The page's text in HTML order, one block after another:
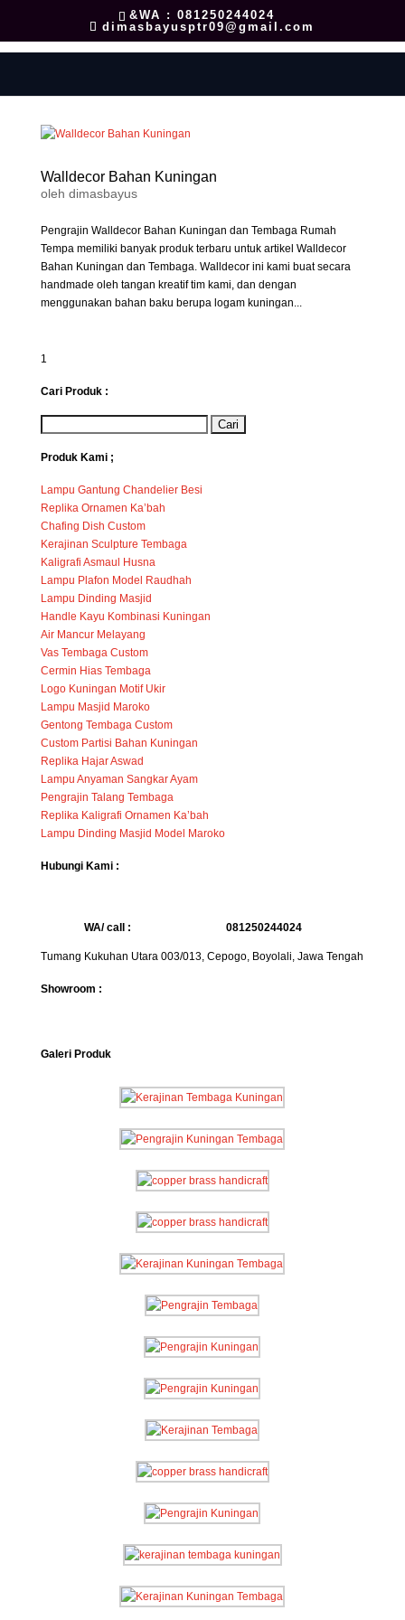
&WA : 081250244024
dimasbayusptr09@gmail.com
Walldecor Bahan Kuningan
oleh dimasbayus
Pengrajin Walldecor Bahan Kuningan dan Tembaga Rumah
Tempa memiliki banyak produk terbaru untuk artikel Walldecor
Bahan Kuningan dan Tembaga. Walldecor ini kami buat secara
handmade oleh tangan kreatif tim kami, dan dengan
menggunakan bahan baku berupa logam kuningan...
1
Cari Produk :
Produk Kami ;
Lampu Gantung Chandelier Besi
Replika Ornamen Ka’bah
Chafing Dish Custom
Kerajinan Sculpture Tembaga
Kaligrafi Asmaul Husna
Lampu Plafon Model Raudhah
Lampu Dinding Masjid
Handle Kayu Kombinasi Kuningan
Air Mancur Melayang
Vas Tembaga Custom
Cermin Hias Tembaga
Logo Kuningan Motif Ukir
Lampu Masjid Maroko
Gentong Tembaga Custom
Custom Partisi Bahan Kuningan
Replika Hajar Aswad
Lampu Anyaman Sangkar Ayam
Pengrajin Talang Tembaga
Replika Kaligrafi Ornamen Ka’bah
Lampu Dinding Masjid Model Maroko
Hubungi Kami :
WA/ call : 081250244024
Tumang Kukuhan Utara 003/013, Cepogo, Boyolali, Jawa Tengah
Showroom :
Galeri Produk